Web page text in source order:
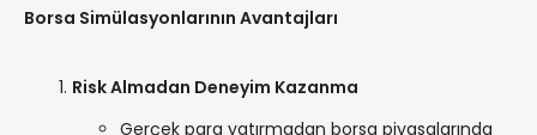
Borsa Simülasyonlarının Avantajları
Risk Almadan Deneyim Kazanma
Gerçek para yatırmadan borsa piyasalarında